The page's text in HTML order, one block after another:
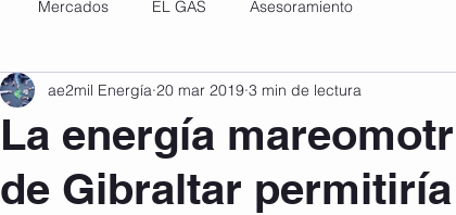
Mercados EL GAS Asesoramiento
La energía
de Gibraltar
ae2mil Energía 20 mar 2019 3 min de lectura